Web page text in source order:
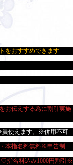
をおすすめできます
お伝えする為に割引実施
員使えます。※併用不可
本指名料無料※申告制
♡指名料込み1000円割引※